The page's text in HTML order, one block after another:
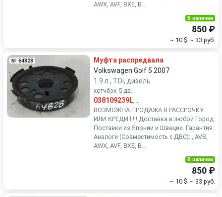
AWX, AVF, BXE, B...
В наличии
850 ₽
~ 10 $ ~ 33 руб.
№ 64828
Муфта распредвала
Volkswagen Golf 5 2007
1.9 л., TDi, дизель
хетчбэк 5 дв.
038109239L, .
ВОЗМОЖНА ПРОДАЖА В РАССРОЧКУ
ИЛИ КРЕДИТ!!! Доставка в любой Город.
Поставки из Японии и Швеции. Гарантия.
Аналоги (Совместимость с ДВС): , AVB,
AWX, AVF, BXE, B...
В наличии
850 ₽
~ 10 $ ~ 33 руб.